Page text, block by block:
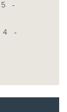
-
-